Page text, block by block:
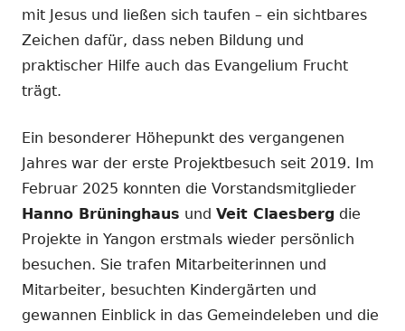
mit Jesus und ließen sich taufen – ein sichtbares
Zeichen dafür, dass neben Bildung und
praktischer Hilfe auch das Evangelium Frucht
trägt.
Ein besonderer Höhepunkt des vergangenen
Jahres war der erste Projektbesuch seit 2019. Im
Februar 2025 konnten die Vorstandsmitglieder
Hanno Brüninghaus und Veit Claesberg die
Projekte in Yangon erstmals wieder persönlich
besuchen. Sie trafen Mitarbeiterinnen und
Mitarbeiter, besuchten Kindergärten und
gewannen Einblick in das Gemeindeleben und die